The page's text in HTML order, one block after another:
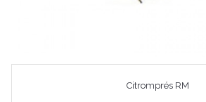
Citromprés RM